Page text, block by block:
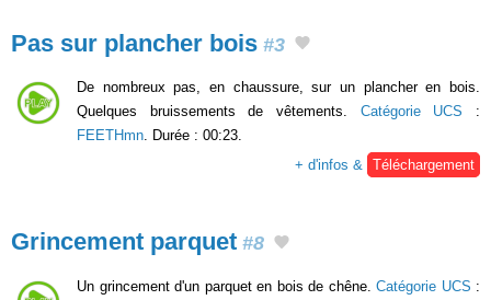
Pas sur plancher bois #3
De nombreux pas, en chaussure, sur un plancher en bois.
Quelques bruissements de vêtements. Catégorie UCS :
FEETHmn. Durée : 00:23.
+ d'infos & Téléchargement
Grincement parquet #8
Un grincement d'un parquet en bois de chêne. Catégorie UCS :